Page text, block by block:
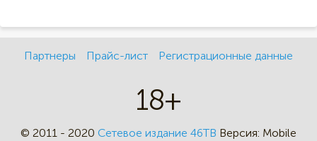
Партнеры Прайс-лист Регистрационные данные
18+
© 2011 - 2020 Сетевое издание 46ТВ Версия: Mobile